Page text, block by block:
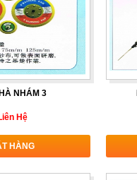
NHÁM 3
Hệ
HÀNG